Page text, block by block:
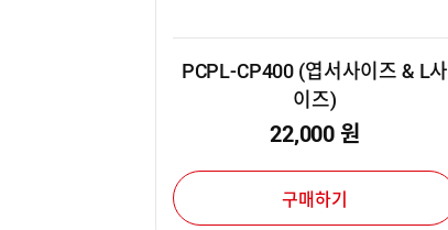
PCPL-CP400 (엽서사이즈 & L사
이즈)
22,000원
구매하기